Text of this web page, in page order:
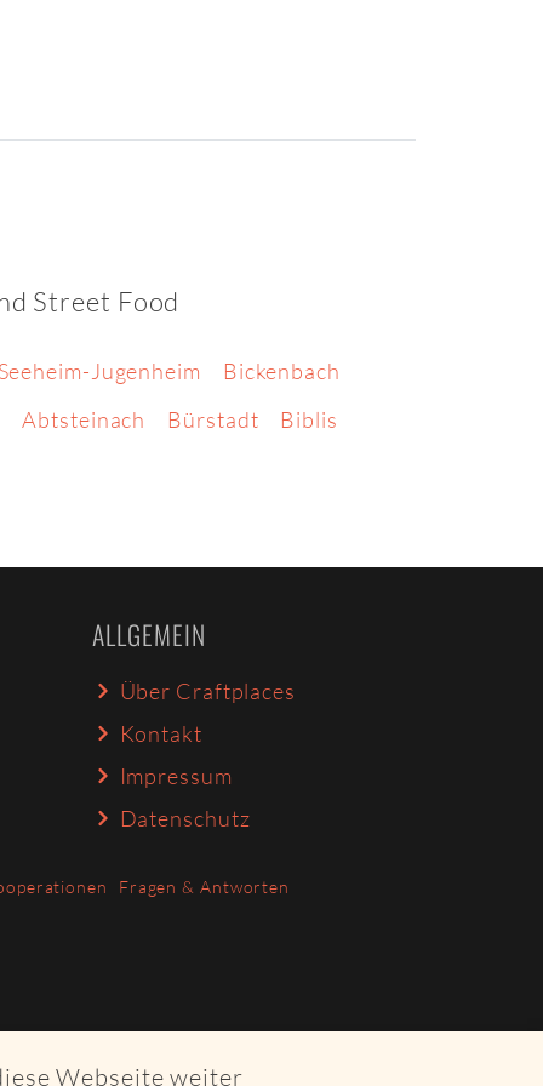
Webseite weiter
Street Food
Jugenheim
Bickenbach
Abtsteinach Bürstadt Biblis
ALLGEMEIN
Über Craftplaces
Kontakt
Impressum
Datenschutz
Fragen & Antworten